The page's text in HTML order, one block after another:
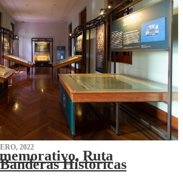
2022
Ruta
Históricas